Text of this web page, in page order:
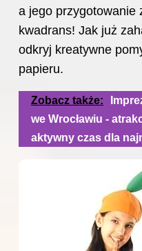
a jego przygotowanie
kwadrans! Jak już
odkryj kreatywne
papieru.
Zobacz także:
we Wrocławiu -
aktywny czas dla